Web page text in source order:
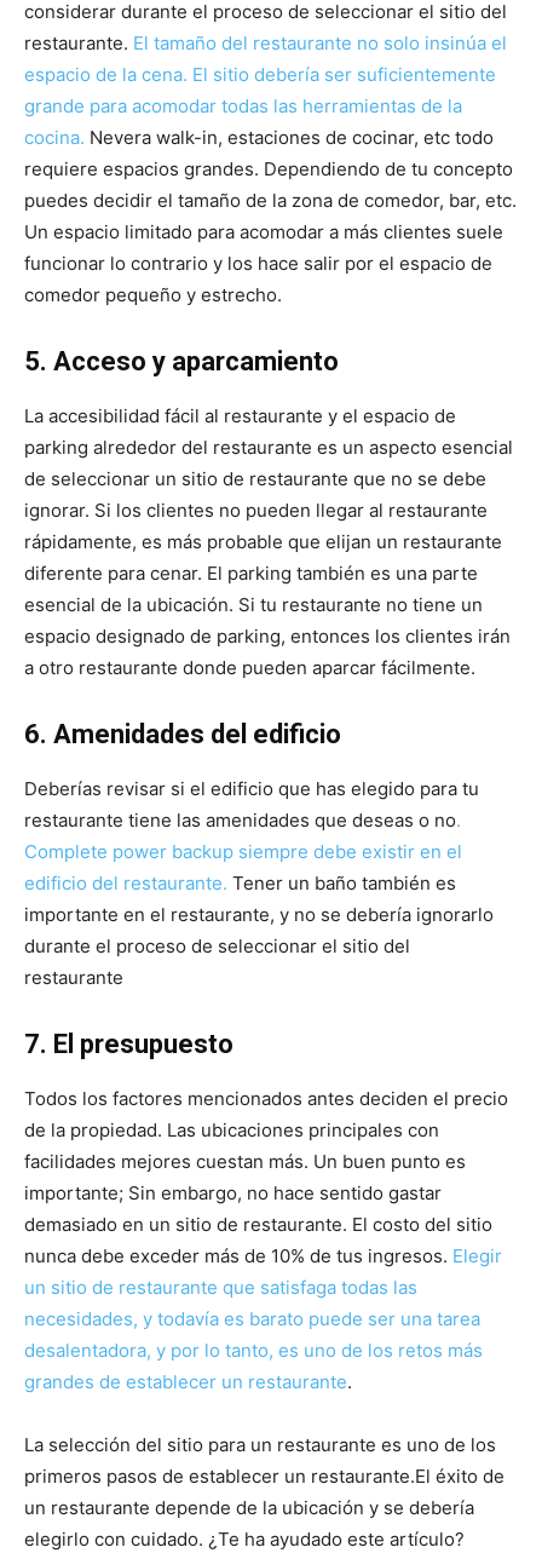
considerar durante el proceso de seleccionar el sitio del
restaurante. El tamaño del restaurante no solo insinúa el
espacio de la cena. El sitio debería ser suficientemente
grande para acomodar todas las herramientas de la
cocina. Nevera walk-in, estaciones de cocinar, etc todo
requiere espacios grandes. Dependiendo de tu concepto
puedes decidir el tamaño de la zona de comedor, bar, etc.
Un espacio limitado para acomodar a más clientes suele
funcionar lo contrario y los hace salir por el espacio de
comedor pequeño y estrecho.
5. Acceso y aparcamiento
La accesibilidad fácil al restaurante y el espacio de
parking alrededor del restaurante es un aspecto esencial
de seleccionar un sitio de restaurante que no se debe
ignorar. Si los clientes no pueden llegar al restaurante
rápidamente, es más probable que elijan un restaurante
diferente para cenar. El parking también es una parte
esencial de la ubicación. Si tu restaurante no tiene un
espacio designado de parking, entonces los clientes irán
a otro restaurante donde pueden aparcar fácilmente.
6. Amenidades del edificio
Deberías revisar si el edificio que has elegido para tu
restaurante tiene las amenidades que deseas o no.
Complete power backup siempre debe existir en el
edificio del restaurante. Tener un baño también es
importante en el restaurante, y no se debería ignorarlo
durante el proceso de seleccionar el sitio del
restaurante
7. El presupuesto
Todos los factores mencionados antes deciden el precio
de la propiedad. Las ubicaciones principales con
facilidades mejores cuestan más. Un buen punto es
importante; Sin embargo, no hace sentido gastar
demasiado en un sitio de restaurante. El costo del sitio
nunca debe exceder más de 10% de tus ingresos. Elegir
un sitio de restaurante que satisfaga todas las
necesidades, y todavía es barato puede ser una tarea
desalentadora, y por lo tanto, es uno de los retos más
grandes de establecer un restaurante.
La selección del sitio para un restaurante es uno de los
primeros pasos de establecer un restaurante.El éxito de
un restaurante depende de la ubicación y se debería
elegirlo con cuidado. ¿Te ha ayudado este artículo?